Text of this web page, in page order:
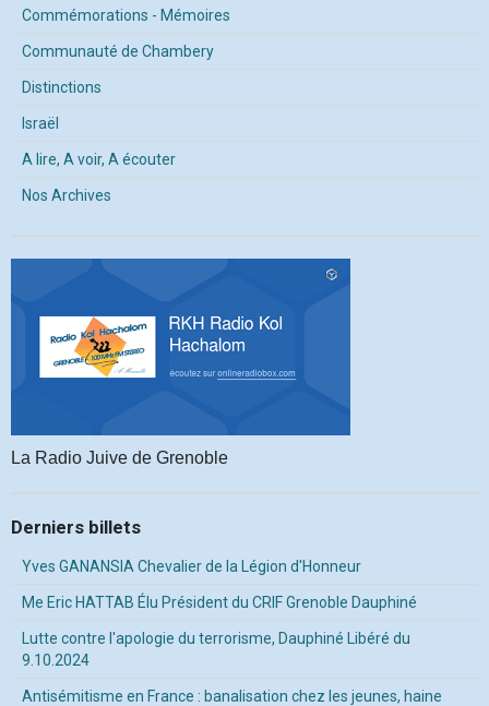
Commémorations - Mémoires
Communauté de Chambery
Distinctions
Israël
A lire, A voir, A écouter
Nos Archives
La Radio Juive de Grenoble
Derniers billets
Yves GANANSIA Chevalier de la Légion d'Honneur
Me Eric HATTAB Élu Président du CRIF Grenoble Dauphiné
Lutte contre l'apologie du terrorisme, Dauphiné Libéré du
9.10.2024
Antisémitisme en France : banalisation chez les jeunes, haine